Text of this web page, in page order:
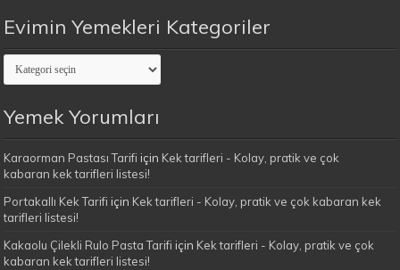
Evimin Yemekleri Kategoriler
Evimin
Yemekleri
Kategoriler
Yemek Yorumları
Karaorman Pastası Tarifi için Kek tarifleri - Kolay, pratik ve çok
kabaran kek tarifleri listesi!
Portakallı Kek Tarifi için Kek tarifleri - Kolay, pratik ve çok kabaran kek
tarifleri listesi!
Kakaolu Çilekli Rulo Pasta Tarifi için Kek tarifleri - Kolay, pratik ve çok
kabaran kek tarifleri listesi!